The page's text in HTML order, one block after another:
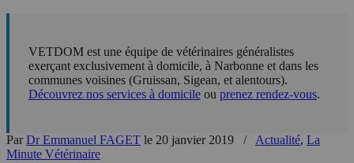
VETDOM est une équipe de vétérinaires généralistes
exerçant exclusivement à domicile, à Narbonne et dans les
communes voisines (Gruissan, Sigean, et alentours).
Découvrez nos services à domicile ou prenez rendez-vous.
ParDr Emmanuel FAGET le 20 janvier 2019 / Actualité, La
Minute Vétérinaire